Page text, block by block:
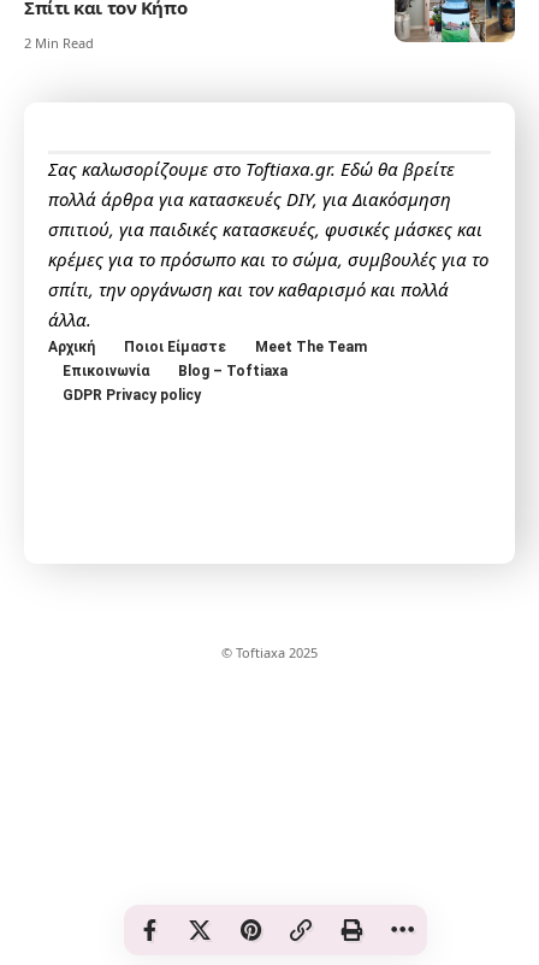
Σπίτι και τον Κήπο
2 Min Read
Σας καλωσορίζουμε στο Toftiaxa.gr. Εδώ θα βρείτε
πολλά άρθρα για κατασκευές DIY, για Διακόσμηση
σπιτιού, για παιδικές κατασκευές, φυσικές μάσκες και
κρέμες για το πρόσωπο και το σώμα, συμβουλές για το
σπίτι, την οργάνωση και τον καθαρισμό και πολλά
άλλα.
Αρχική Ποιοι Είμαστε
Meet The Team
Επικοινωνία
Blog – Toftiaxa
GDPR Privacy policy
© Toftiaxa 2025